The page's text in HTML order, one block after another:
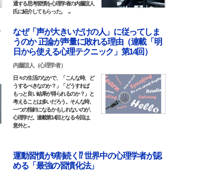
通する思考習慣を心理学者の内藤誼人
氏に紹介してもらった。 ...
なぜ「声が大きいだけの人」に従ってしま
うのか 正論が声量に敗れる理由（連載「明
日から使える心理テクニック」第14回）
内藤誼人（心理学者）
日々の生活のなかで、「こんな時、ど
うするべきなのか？」「どうすれば
もっと良い結果が得られるのか？」と
考えることは多いだろう。そんな時、
一つの指針になるかもしれないのが、
心理学だ。連載第14回となる今回は、
意外と...
運動習慣が9割続く⁉ 世界中の心理学者が認
める「最強の習慣化法」